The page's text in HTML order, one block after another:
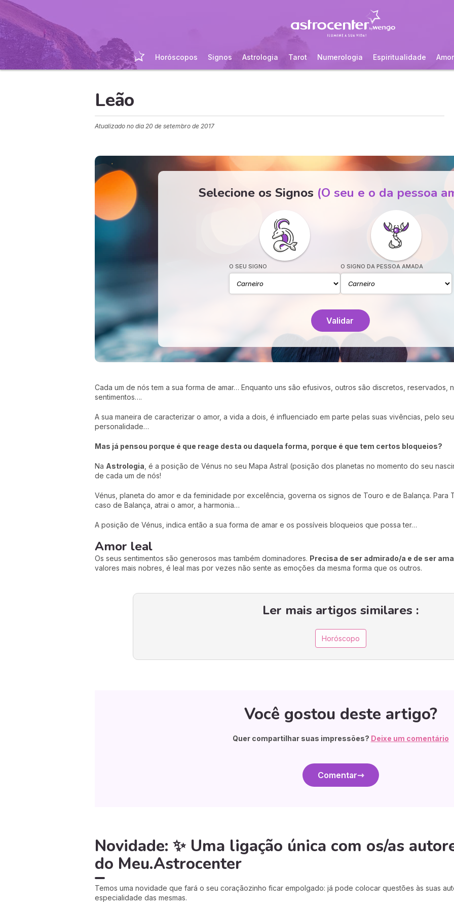
Horóscopos Signos Astrologia Tarot Numerologia Espiritualidade Amor
Leão
Atualizado no dia 20 de setembro de 2017
Selecione os Signos (O seu e o da pessoa
O SEU SIGNO O SIGNO DA PESSOA AMADA
Validar
Cada um de nós tem a sua forma de amar… Enquanto uns são efusivos, outros são discretos, reservados,
sentimentos….
A sua maneira de caracterizar o amor, a vida a dois, é influenciado em parte pelas suas vivências, pelo
personalidade…
Mas já pensou porque é que reage desta ou daquela forma, porque é que tem certos bloqueios?
Na Astrologia , é a posição de Vénus no seu Mapa Astral (posição dos planetas no momento do seu
de cada um de nós!
Vénus, planeta do amor e da feminidade por excelência, governa os signos de Touro e de Balança. Para
caso de Balança, atrai o amor, a harmonia…
A posição de Vénus, indica então a sua forma de amar e os possíveis bloqueios que possa ter…
Amor leal
Os seus sentimentos são generosos mas também dominadores. Precisa de ser admirado/a e de ser
valores mais nobres, é leal mas por vezes não sente as emoções da mesma forma que os outros.
Ler mais artigos similares :
Horóscopo
Você gostou deste artigo?
Quer compartilhar suas impressões? Deixe um comentário
Comentar
Novidade: ✨ Uma ligação única com os/as
do Meu.Astrocenter
Temos uma novidade que fará o seu coraçãozinho ficar empolgado: já pode colocar questões às suas
especialidade das mesmas.